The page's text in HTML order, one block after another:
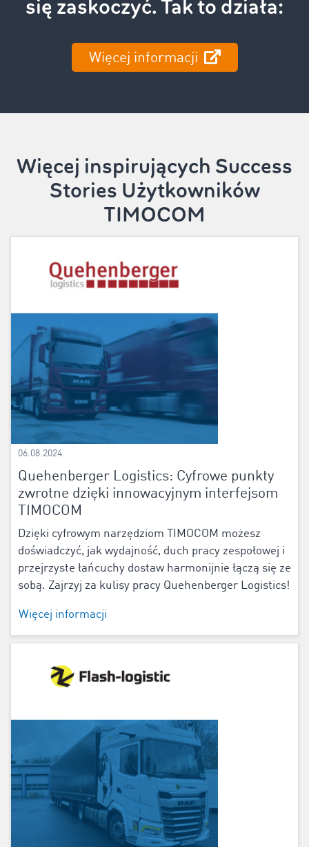
się zaskoczyć. Tak to działa:
Więcej informacji
Więcej inspirujących Success
Stories Użytkowników
TIMOCOM
06.08.2024
Quehenberger Logistics: Cyfrowe punkty
zwrotne dzięki innowacyjnym interfejsom
TIMOCOM
Dzięki cyfrowym narzędziom TIMOCOM możesz
doświadczyć, jak wydajność, duch pracy zespołowej i
przejrzyste łańcuchy dostaw harmonijnie łączą się ze
sobą. Zajrzyj za kulisy pracy Quehenberger Logistics!
Więcej informacji